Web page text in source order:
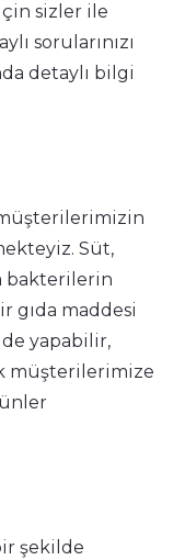
sizler ile
sorularınızı
detaylı bilgi
Süt,
bakterilerin
gıda maddesi
yapabilir,
müşterilerimize
şekilde